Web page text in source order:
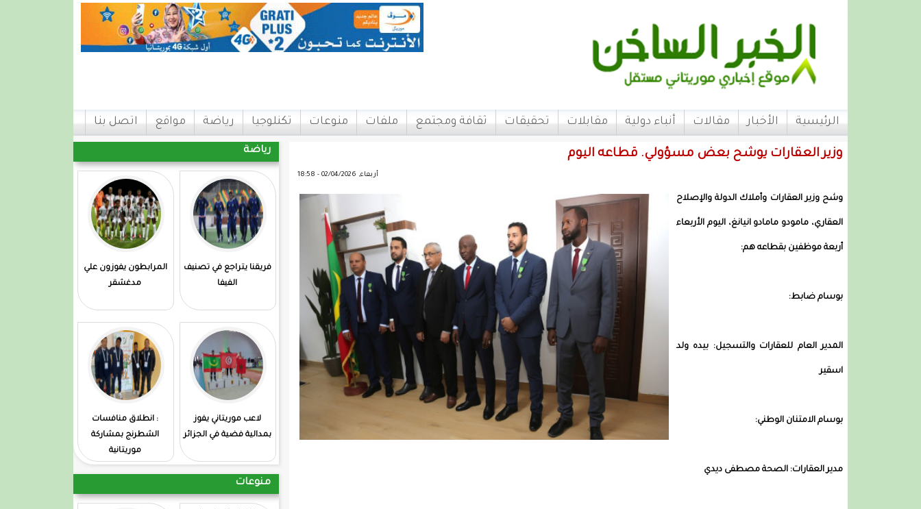
الرئيسية الأخبار مقالات أنباء دولية مقابلات تحقيقات ثقافة ومجتمع ملفات منوعات تكنلوجيا رياضة مواقع اتصل بنا
رياضة
فريقنا يتراجع في تصنيف
الفيفا
المرابطون يفوزون علي
مدغشقر
لاعب موريتاني يفوز
بمدالية فضية في الجزائر
: انطلاق منافسات
الشطرنج بمشاركة
موريتانية
منوعات
وزير العقارات يوشح بعض مسؤولي. قطاعه اليوم
أربعاء, 02/04/2026 - 18:58
وشح وزير العقارات وأملاك الدولة والإصلاح
العقاري، مامودو مامادو انيانغ، اليوم الأربعاء
أربعة موظفين بقطاعه هم:
بوسام ضابط:
المدير العام للعقارات والتسجيل: بيده ولد
اسقير
بوسام الامتنان الوطني:
مدير العقارات: الصحة مصطفى ديدي